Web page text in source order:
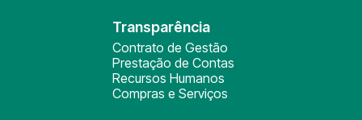
Transparência
Contrato de Gestão
Prestação de Contas
Recursos Humanos
Compras e Serviços